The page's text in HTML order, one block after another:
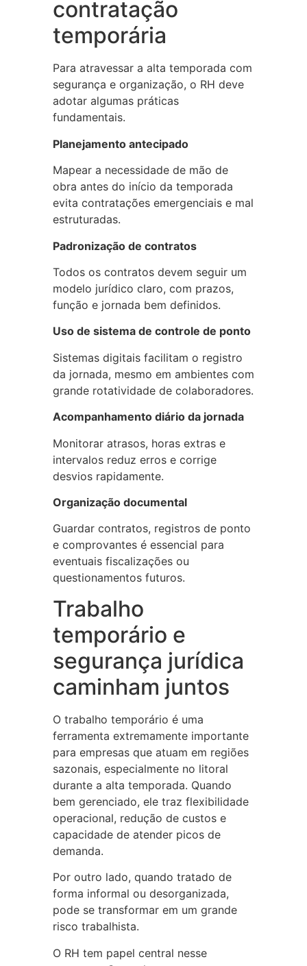
contratação
temporária
Para atravessar a alta temporada com
segurança e organização, o RH deve
adotar algumas práticas
fundamentais.
Planejamento antecipado
Mapear a necessidade de mão de
obra antes do início da temporada
evita contratações emergenciais e mal
estruturadas.
Padronização de contratos
Todos os contratos devem seguir um
modelo jurídico claro, com prazos,
função e jornada bem definidos.
Uso de sistema de controle de ponto
Sistemas digitais facilitam o registro
da jornada, mesmo em ambientes com
grande rotatividade de colaboradores.
Acompanhamento diário da jornada
Monitorar atrasos, horas extras e
intervalos reduz erros e corrige
desvios rapidamente.
Organização documental
Guardar contratos, registros de ponto
e comprovantes é essencial para
eventuais fiscalizações ou
questionamentos futuros.
Trabalho
temporário e
segurança jurídica
caminham juntos
O trabalho temporário é uma
ferramenta extremamente importante
para empresas que atuam em regiões
sazonais, especialmente no litoral
durante a alta temporada. Quando
bem gerenciado, ele traz flexibilidade
operacional, redução de custos e
capacidade de atender picos de
demanda.
Por outro lado, quando tratado de
forma informal ou desorganizada,
pode se transformar em um grande
risco trabalhista.
O RH tem papel central nesse